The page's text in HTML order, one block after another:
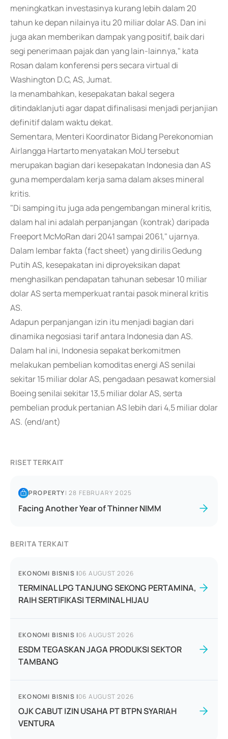
meningkatkan investasinya kurang lebih dalam 20
tahun ke depan nilainya itu 20 miliar dolar AS. Dan ini
juga akan memberikan dampak yang positif, baik dari
segi penerimaan pajak dan yang lain-lainnya," kata
Rosan dalam konferensi pers secara virtual di
Washington D.C, AS, Jumat.
Ia menambahkan, kesepakatan bakal segera
ditindaklanjuti agar dapat difinalisasi menjadi perjanjian
definitif dalam waktu dekat.
Sementara, Menteri Koordinator Bidang Perekonomian
Airlangga Hartarto menyatakan MoU tersebut
merupakan bagian dari kesepakatan Indonesia dan AS
guna memperdalam kerja sama dalam akses mineral
kritis.
"Di samping itu juga ada pengembangan mineral kritis,
dalam hal ini adalah perpanjangan (kontrak) daripada
Freeport McMoRan dari 2041 sampai 2061," ujarnya.
Dalam lembar fakta (fact sheet) yang dirilis Gedung
Putih AS, kesepakatan ini diproyeksikan dapat
menghasilkan pendapatan tahunan sebesar 10 miliar
dolar AS serta memperkuat rantai pasok mineral kritis
AS.
Adapun perpanjangan izin itu menjadi bagian dari
dinamika negosiasi tarif antara Indonesia dan AS.
Dalam hal ini, Indonesia sepakat berkomitmen
melakukan pembelian komoditas energi AS senilai
sekitar 15 miliar dolar AS, pengadaan pesawat komersial
Boeing senilai sekitar 13,5 miliar dolar AS, serta
pembelian produk pertanian AS lebih dari 4,5 miliar dolar
AS. (end/ant)
RISET TERKAIT
PROPERTY|28 FEBRUARY 2025
Facing Another Year of Thinner NIMM
BERITA TERKAIT
EKONOMI BISNIS |06 AUGUST 2026
TERMINAL LPG TANJUNG SEKONG PERTAMINA,
RAIH SERTIFIKASI TERMINAL HIJAU
EKONOMI BISNIS |06 AUGUST 2026
ESDM TEGASKAN JAGA PRODUKSI SEKTOR
TAMBANG
EKONOMI BISNIS |06 AUGUST 2026
OJK CABUT IZIN USAHA PT BTPN SYARIAH
VENTURA